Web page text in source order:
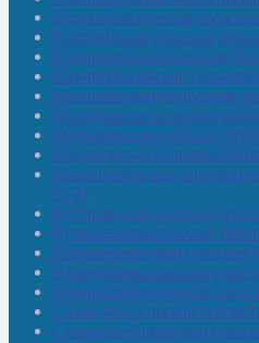
Верхнетыхтемская
Калегинская сельская
Калмашевская сельская
Калмиябашевская
Калтасинская модельная
Кельтеевская сельская
Киебаковская сельская
Кокушевская сельская
Краснохолмская сельская
№ 21
Кутеремская сельская
Кучашевская сельская
Малокачаковская
Нижнекачмашевская
Новокильбахтинская
Сазовская сельская
Староорьебашевская